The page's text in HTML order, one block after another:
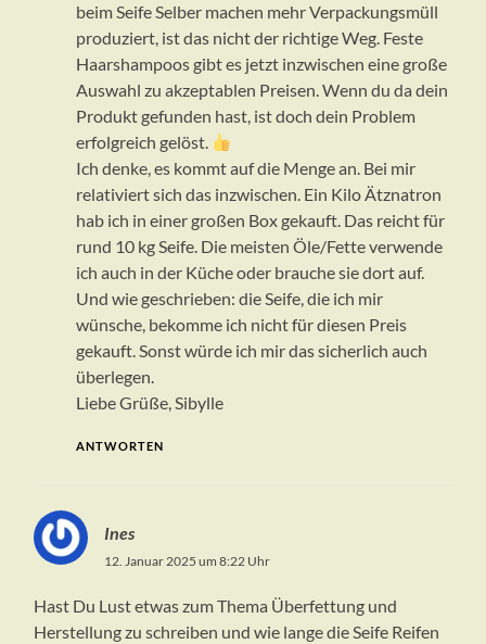
beim Seife Selber machen mehr Verpackungsmüll
produziert, ist das nicht der richtige Weg. Feste
Haarshampoos gibt es jetzt inzwischen eine große
Auswahl zu akzeptablen Preisen. Wenn du da dein
Produkt gefunden hast, ist doch dein Problem
erfolgreich gelöst.
Ich denke, es kommt auf die Menge an. Bei mir
relativiert sich das inzwischen. Ein Kilo Ätznatron
hab ich in einer großen Box gekauft. Das reicht für
rund 10 kg Seife. Die meisten Öle/Fette verwende
ich auch in der Küche oder brauche sie dort auf.
Und wie geschrieben: die Seife, die ich mir
wünsche, bekomme ich nicht für diesen Preis
gekauft. Sonst würde ich mir das sicherlich auch
überlegen.
Liebe Grüße, Sibylle
ANTWORTEN
Ines
12. Januar 2025 um 8:22 Uhr
Hast Du Lust etwas zum Thema Überfettung und
Herstellung zu schreiben und wie lange die Seife Reifen